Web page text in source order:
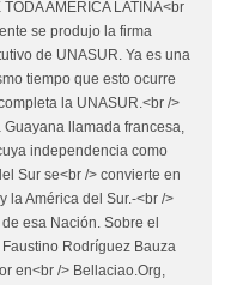
AMERICA LATINA<br
se produjo la firma
de UNASUR. Ya es una
tiempo que esto ocurre
la UNASUR.<br />
llamada francesa,
independencia como
Sur se<br /> convierte en
la América del Sur.-<br />
esa Nación. Sobre el
Rodríguez Bauza
en<br /> Bellaciao.Org,